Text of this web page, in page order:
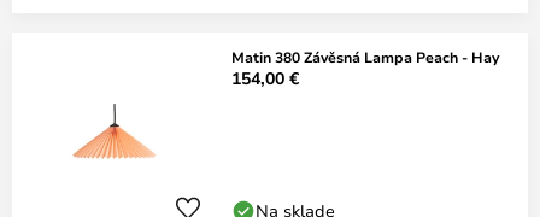
Matin 380 Závěsná Lampa Peach - Hay
154,00 €
Na sklade